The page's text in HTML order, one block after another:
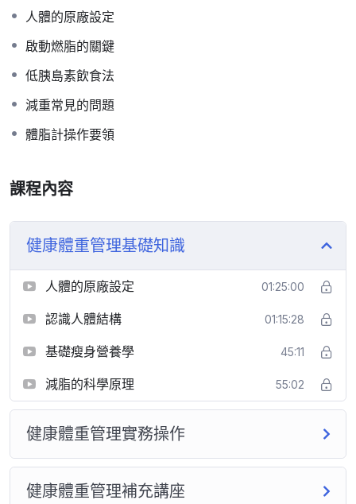
人體的原廠設定
啟動燃脂的關鍵
低胰島素飲食法
減重常見的問題
體脂計操作要領
課程內容
健康體重管理基礎知識
人體的原廠設定 01:25:00
認識人體結構 01:15:28
基礎瘦身營養學 45:11
減脂的科學原理 55:02
健康體重管理實務操作
健康體重管理補充講座